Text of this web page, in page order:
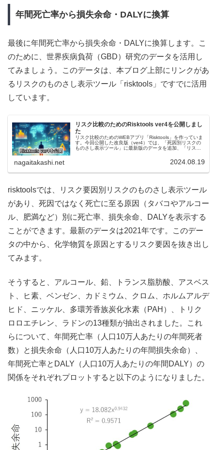
年間死亡率から損失余命・DALYに換算
最後に年間死亡率から損失余命・DALYに換算します。こ
のために、世界疾病負荷（GBD）研究のデータを活用し
てみましょう。このデータは、本ブログ上部にリンクがあ
るリスクのものさし表示ツール「risktools」ですでに活用
しています。
リスク比較のためのRisktools ver4を公開しまし
た
リスク比較のためのWEBアプリ「Risktools」を作っていま
す。今回公開した改良版（ver4）では、「死因別リスクの
ものさし表示ツール」に最新版のデータを追加、「リスク
nagaitakashi.net 2024.08.19
risktoolsでは、リスク要因別リスクのものさし表示ツール
があり、死因ではなく死亡に至る原因（タバコやアルコー
ル、肥満など）別に死亡率、損失余命、DALYを表示する
ことができます。最新のデータは2021年です。このデー
タの中から、化学物質を原因とするリスク要因を抜き出し
てみます。
そうすると、アルコール、鉛、トランス脂肪酸、アスベス
ト、ヒ素、ベンゼン、カドミウム、クロム、ホルムアルデ
ヒド、ニッケル、多環芳香族炭化水素（PAH）、トリク
ロロエチレン、ラドンの13種類が抽出されました。これ
らについて、年間死亡率（人口10万人あたりの年間死者
数）と損失余命（人口10万人あたりの年間損失余命）、
年間死亡率とDALY（人口10万人あたりの年間DALY）の
関係をそれぞれプロットすると以下のようになりました。